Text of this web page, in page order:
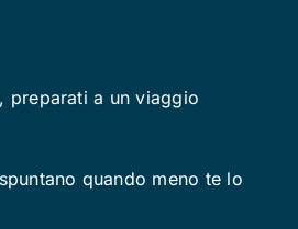
preparati a un viaggio
quando meno te lo